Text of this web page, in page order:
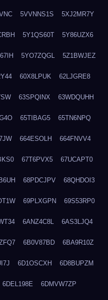
5VVNNS1S 5XJ2MR7Y
5Y1QS60T 5Y86UZX6
5YO7ZQGL 5Z1BWJEZ
60X8LPUK 62LJGRE8
63SPQINX 63WDQUHH
65TIBAG5 65TN6NPQ
664ESOLH 664FNVV4
67T6PVX5 67UCAPT0
68PDCJPV 68QHDOI3
69PLXGPN 69S53RP0
6ANZ4C8L 6AS3LJQ4
6B0V87BD 6BA9R10Z
6D1OSCXH 6D8BUPZM
6DEL198E 6DMVW7ZP